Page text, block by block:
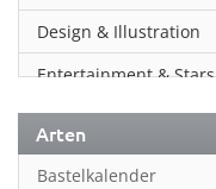
Design & Illustration
Entertainment & Stars
Erotik
Essen & Trinken
Arten
Bastelkalender